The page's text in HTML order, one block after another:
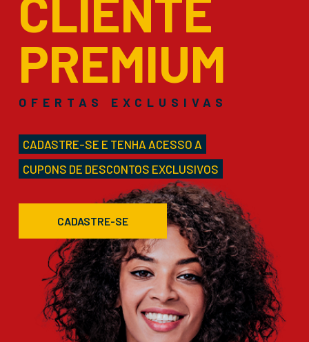
PREMIUM
OFERTAS EXCLUSIVAS
CADASTRE-SE E TENHA ACESSO A
CUPONS DE DESCONTOS EXCLUSIVOS
CADASTRE-SE